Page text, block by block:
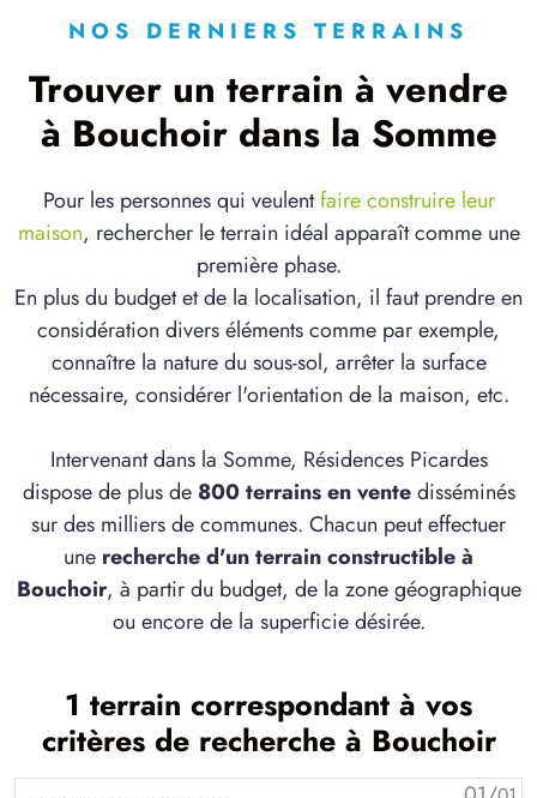
NOS DERNIERS TERRAINS
Trouver un terrain à vendre
à Bouchoir dans la Somme
Pour les personnes qui veulentfaire construire leur
maison, rechercher le terrain idéal apparaît comme une
première phase.
En plus du budget et de la localisation, il faut prendre en
considération divers éléments comme par exemple,
connaître la nature du sous-sol, arrêter la surface
nécessaire, considérer l'orientation de la maison, etc.
Intervenant dans la Somme, Résidences Picardes
dispose de plus de 800 terrains en ventedisséminés
sur des milliers de communes. Chacun peut effectuer
une recherche d'un terrain constructible à
Bouchoir, à partir du budget, de la zone géographique
ou encore de la superficie désirée.
1 terrain correspondant à vos
critères de recherche à Bouchoir